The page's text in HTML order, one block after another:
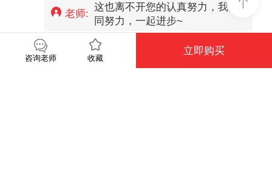
老师:
这也离不开您的认真努力，我们共
同努力，一起进步~
龙友30501033 2024-10-27
咨询老师 收藏
立即购买